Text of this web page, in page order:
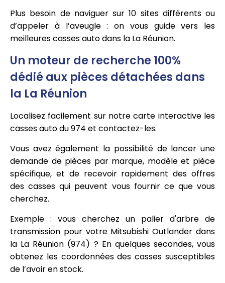
Plus besoin de naviguer sur 10 sites différents ou
d’appeler à l’aveugle : on vous guide vers les
meilleures casses auto dans la La Réunion.
Un moteur de recherche 100%
dédié aux pièces détachées dans
la La Réunion
Localisez facilement sur notre carte interactive les
casses auto du 974 et contactez-les.
Vous avez également la possibilité de lancer une
demande de pièces par marque, modèle et pièce
spécifique, et de recevoir rapidement des offres
des casses qui peuvent vous fournir ce que vous
cherchez.
Exemple : vous cherchez un palier d'arbre de
transmission pour votre Mitsubishi Outlander dans
la La Réunion (974) ? En quelques secondes, vous
obtenez les coordonnées des casses susceptibles
de l’avoir en stock.